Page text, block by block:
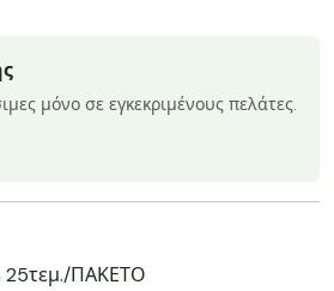
μόνο σε εγκεκριμένους πελάτες.
25τεμ./ΠΑΚΕΤΟ